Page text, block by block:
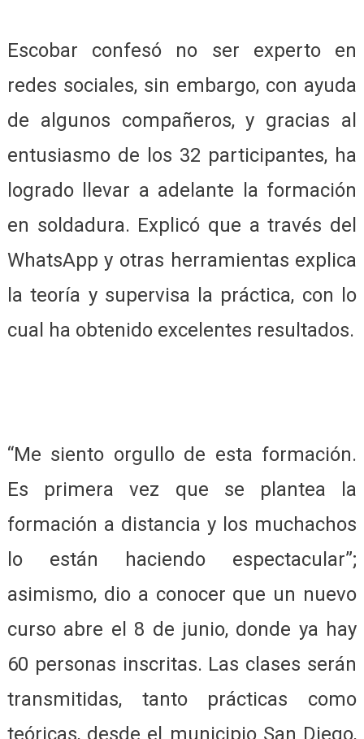
Escobar confesó no ser experto en
redes sociales, sin embargo, con ayuda
de algunos compañeros, y gracias al
entusiasmo de los 32 participantes, ha
logrado llevar a adelante la formación
en soldadura. Explicó que a través del
WhatsApp y otras herramientas explica
la teoría y supervisa la práctica, con lo
cual ha obtenido excelentes resultados.
“Me siento orgullo de esta formación.
Es primera vez que se plantea la
formación a distancia y los muchachos
lo están haciendo espectacular”;
asimismo, dio a conocer que un nuevo
curso abre el 8 de junio, donde ya hay
60 personas inscritas. Las clases serán
transmitidas, tanto prácticas como
teóricas, desde el municipio San Diego,